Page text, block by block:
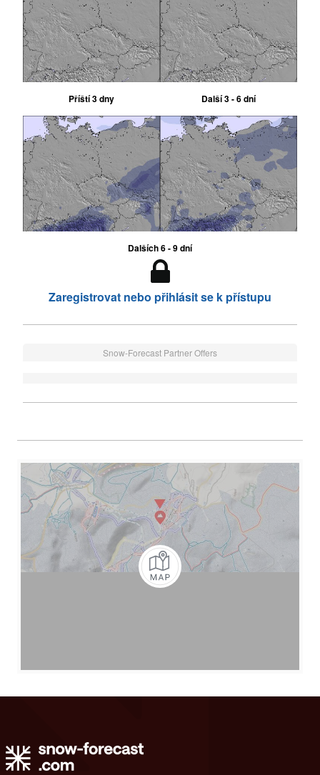
Příští 3 dny Další 3 - 6 dní
Dalších 6 - 9 dní
Zaregistrovat nebo přihlásit se k přístupu
Snow-Forecast Partner Offers